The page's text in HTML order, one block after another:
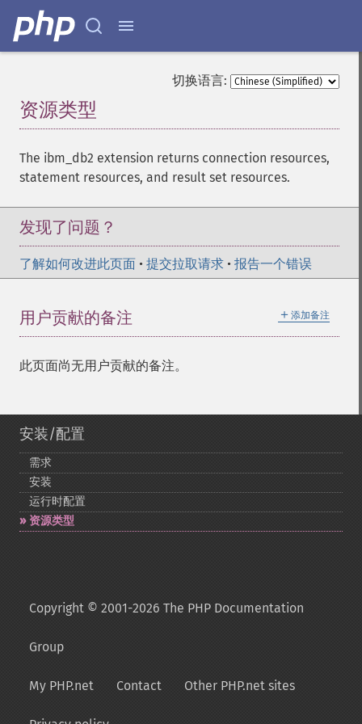
切换语言:
资源类型
The ibm_db2 extension returns connection resources,
statement resources, and result set resources.
发现了问题？
了解如何改进此页面 • 提交拉取请求 • 报告一个错误
＋ 添加备注
用户贡献的备注
此页面尚无用户贡献的备注。
安装/配置
需求
安装
运行时配置
资源类型
Copyright © 2001-2026 The PHP Documentation
Group
My PHP.net Contact Other PHP.net sites